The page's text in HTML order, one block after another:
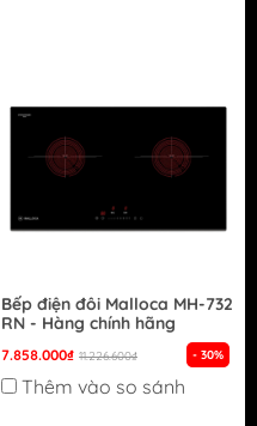
Bếp điện đôi Malloca MH-732
RN - Hàng chính hãng
7.858.000₫ 11.226.600₫ - 30%
Thêm vào so sánh